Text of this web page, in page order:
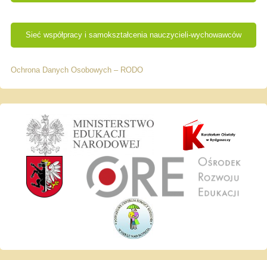
Sieć współpracy i samokształcenia nauczycieli-wychowawców
Ochrona Danych Osobowych – RODO